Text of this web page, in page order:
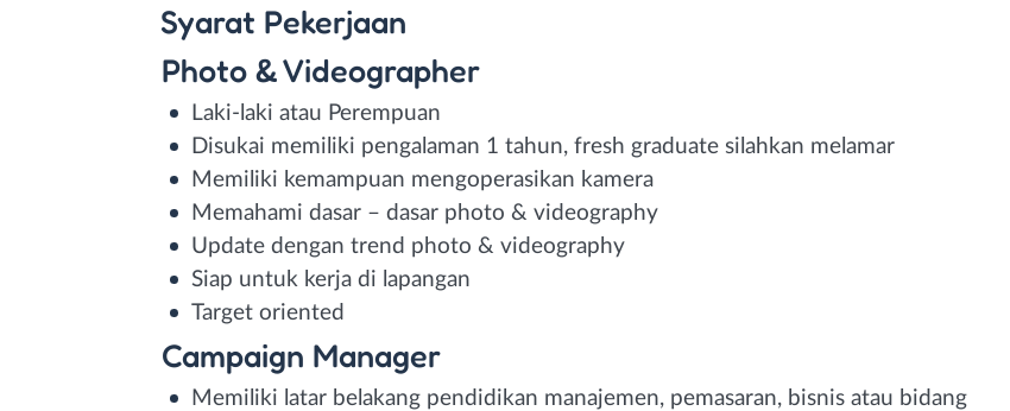
Syarat Pekerjaan
Photo & Videographer
Laki-laki atau Perempuan
Disukai memiliki pengalaman 1 tahun, fresh graduate silahkan melamar
Memiliki kemampuan mengoperasikan kamera
Memahami dasar – dasar photo & videography
Update dengan trend photo & videography
Siap untuk kerja di lapangan
Target oriented
Campaign Manager
Memiliki latar belakang pendidikan manajemen, pemasaran, bisnis atau bidang